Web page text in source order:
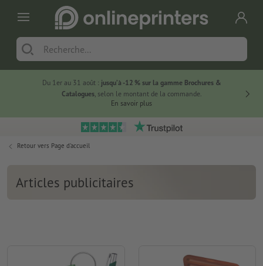
Du 1er au 31 août : jusqu’à -12 % sur la gamme Brochures &
Catalogues, selon le montant de la commande.
En savoir plus
Retour vers Page d'accueil
Articles publicitaires